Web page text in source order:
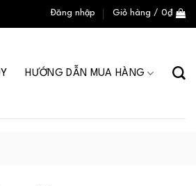
Đăng nhập Giỏ hàng / 0₫
HƯỚNG DẪN MUA HÀNG